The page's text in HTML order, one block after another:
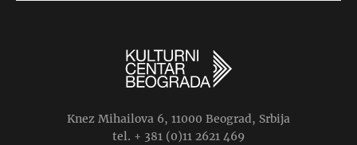
Knez Mihailova 6, 11000 Beograd, Srbija
tel. + 381 (0)11 2621 469